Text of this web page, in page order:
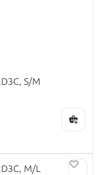
S/M
M/L